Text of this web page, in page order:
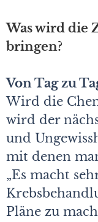
Was wird die
bringen?
Von Tag zu
Wird die
wird der
und
mit denen
„Es macht
Pläne zu